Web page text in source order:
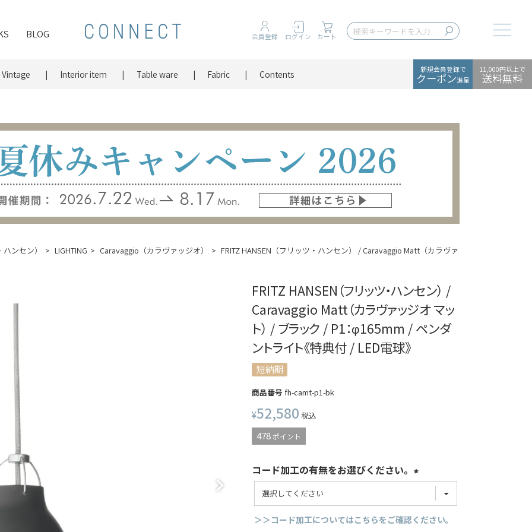
BLOG 会員登録 ログイン カート
Vintage Interior item Table ware Fabric Contents 新規会員登録で
クーポン進呈
11,000円以上で
送料無料
ンセン） LIGHTING Caravaggio（カラヴァッジオ） FRITZ HANSEN（フリッツ・ハンセン） / Caravaggio Matt（カラヴァッジオ マット） /
FRITZ HANSEN（フリッツ・ハンセン） /
Caravaggio Matt（カラヴァッジオ マッ
ト） / ブラック / P1：φ165mm / ペンダ
ントライト《特典付 / LED電球》
短納期
商品番号 fh-camt-p1-bk
¥52,580 税込
478 ポイント
コード加工の有無をお選びください。
＞＞コード加工についてはこちらをご確認ください。